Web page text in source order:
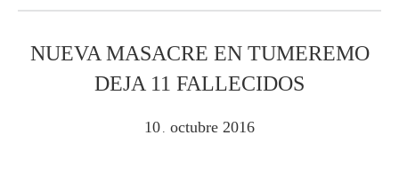
NUEVA MASACRE EN TUMEREMO
DEJA 11 FALLECIDOS
10 . octubre 2016